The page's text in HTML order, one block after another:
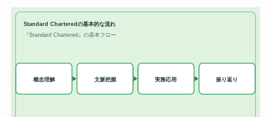
Standard Charteredの基本的な流れ
『Standard Chartered』の基本フロー
概念理解 文脈把握 実務応用 振り返り